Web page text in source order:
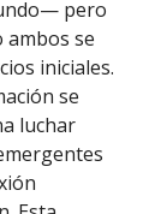
pero
ambos se
iniciales.
se
luchar